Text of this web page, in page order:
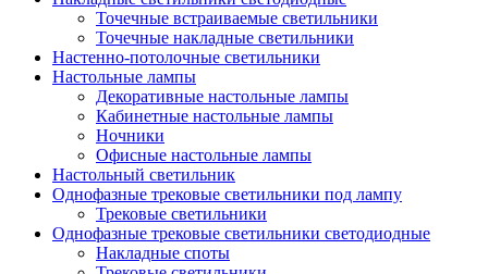
Точечные встраиваемые светильники
Точечные накладные светильники
Настенно-потолочные светильники
Настольные лампы
Декоративные настольные лампы
Кабинетные настольные лампы
Ночники
Офисные настольные лампы
Настольный светильник
Однофазные трековые светильники под лампу
Трековые светильники
Однофазные трековые светильники светодиодные
Накладные споты